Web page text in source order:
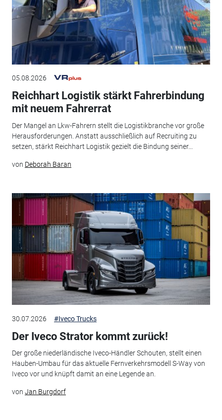
05.08.2026
Reichhart Logistik stärkt Fahrerbindung
mit neuem Fahrerrat
Der Mangel an Lkw-Fahrern stellt die Logistikbranche vor große
Herausforderungen. Anstatt ausschließlich auf Recruiting zu
setzen, stärkt Reichhart Logistik gezielt die Bindung seiner...
von Deborah Baran
30.07.2026 #Iveco Trucks
Der Iveco Strator kommt zurück!
Der große niederländische Iveco-Händler Schouten, stellt einen
Hauben-Umbau für das aktuelle Fernverkehrsmodell S-Way von
Iveco vor und knüpft damit an eine Legende an.
von Jan Burgdorf